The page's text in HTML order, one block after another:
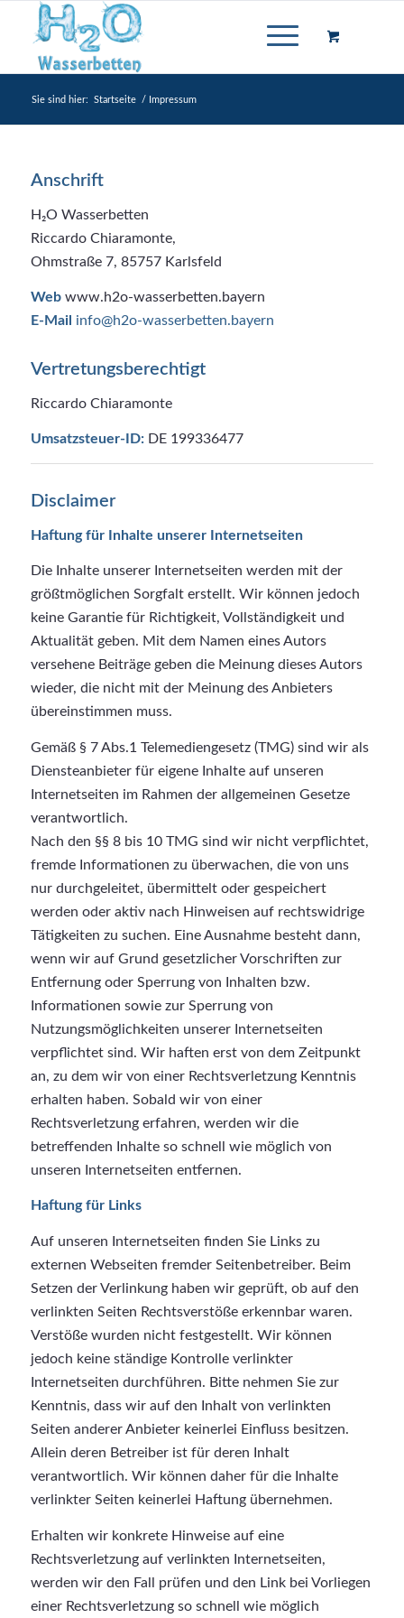
Sie sind hier: Startseite / Impressum
Anschrift
H₂O Wasserbetten
Riccardo Chiaramonte,
Ohmstraße 7, 85757 Karlsfeld
Webwww.h2o-wasserbetten.bayern
E-Mail info@h2o-wasserbetten.bayern
Vertretungsberechtigt
Riccardo Chiaramonte
Umsatzsteuer-ID: DE 199336477
Disclaimer
Haftung für Inhalte unserer Internetseiten
Die Inhalte unserer Internetseiten werden mit der
größtmöglichen Sorgfalt erstellt. Wir können jedoch
keine Garantie für Richtigkeit, Vollständigkeit und
Aktualität geben. Mit dem Namen eines Autors
versehene Beiträge geben die Meinung dieses Autors
wieder, die nicht mit der Meinung des Anbieters
übereinstimmen muss.
Gemäß § 7 Abs.1 Telemediengesetz (TMG) sind wir als
Diensteanbieter für eigene Inhalte auf unseren
Internetseiten im Rahmen der allgemeinen Gesetze
verantwortlich.
Nach den §§ 8 bis 10 TMG sind wir nicht verpflichtet,
fremde Informationen zu überwachen, die von uns
nur durchgeleitet, übermittelt oder gespeichert
werden oder aktiv nach Hinweisen auf rechtswidrige
Tätigkeiten zu suchen. Eine Ausnahme besteht dann,
wenn wir auf Grund gesetzlicher Vorschriften zur
Entfernung oder Sperrung von Inhalten bzw.
Informationen sowie zur Sperrung von
Nutzungsmöglichkeiten unserer Internetseiten
verpflichtet sind. Wir haften erst von dem Zeitpunkt
an, zu dem wir von einer Rechtsverletzung Kenntnis
erhalten haben. Sobald wir von einer
Rechtsverletzung erfahren, werden wir die
betreffenden Inhalte so schnell wie möglich von
unseren Internetseiten entfernen.
Haftung für Links
Auf unseren Internetseiten finden Sie Links zu
externen Webseiten fremder Seitenbetreiber. Beim
Setzen der Verlinkung haben wir geprüft, ob auf den
verlinkten Seiten Rechtsverstöße erkennbar waren.
Verstöße wurden nicht festgestellt. Wir können
jedoch keine ständige Kontrolle verlinkter
Internetseiten durchführen. Bitte nehmen Sie zur
Kenntnis, dass wir auf den Inhalt von verlinkten
Seiten anderer Anbieter keinerlei Einfluss besitzen.
Allein deren Betreiber ist für deren Inhalt
verantwortlich. Wir können daher für die Inhalte
verlinkter Seiten keinerlei Haftung übernehmen.
Erhalten wir konkrete Hinweise auf eine
Rechtsverletzung auf verlinkten Internetseiten,
werden wir den Fall prüfen und den Link bei Vorliegen
einer Rechtsverletzung so schnell wie möglich